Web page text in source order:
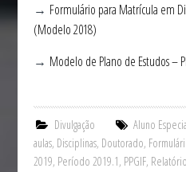
→ Formulário para Matrícula em
(Modelo 2018)
→ Modelo de Plano de Estudos –
Divulgação Aluno
aulas, Disciplinas, Doutorado,
2019, Período 2019.1, PPGIF, Relatório